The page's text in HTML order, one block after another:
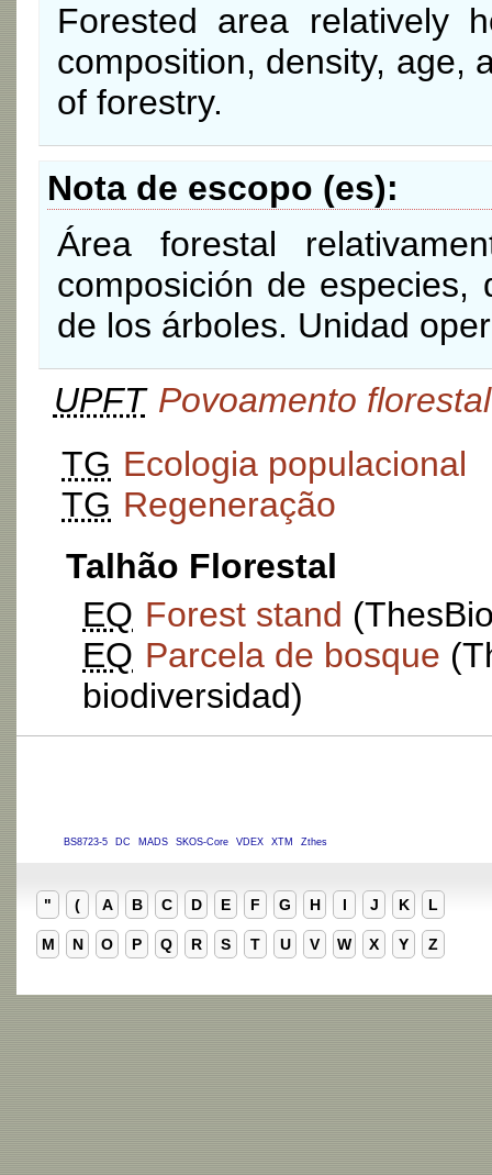
Forested area relatively
composition, density, age,
of forestry.
Nota de escopo (es)
Área forestal
composición de
de los árboles. Unidad
UPFT Povoamento florestal
TG Ecologia populacional
TG Regeneração
Talhão Florestal
EQ Forest stand
EQ Parcela de bosque
biodiversidad)
BS8723-5 DC MADS SKOS-Core VDEX XTM Zthes
" ( A B C D E F G H I J K L
M N O P Q R S T U V W X Y Z